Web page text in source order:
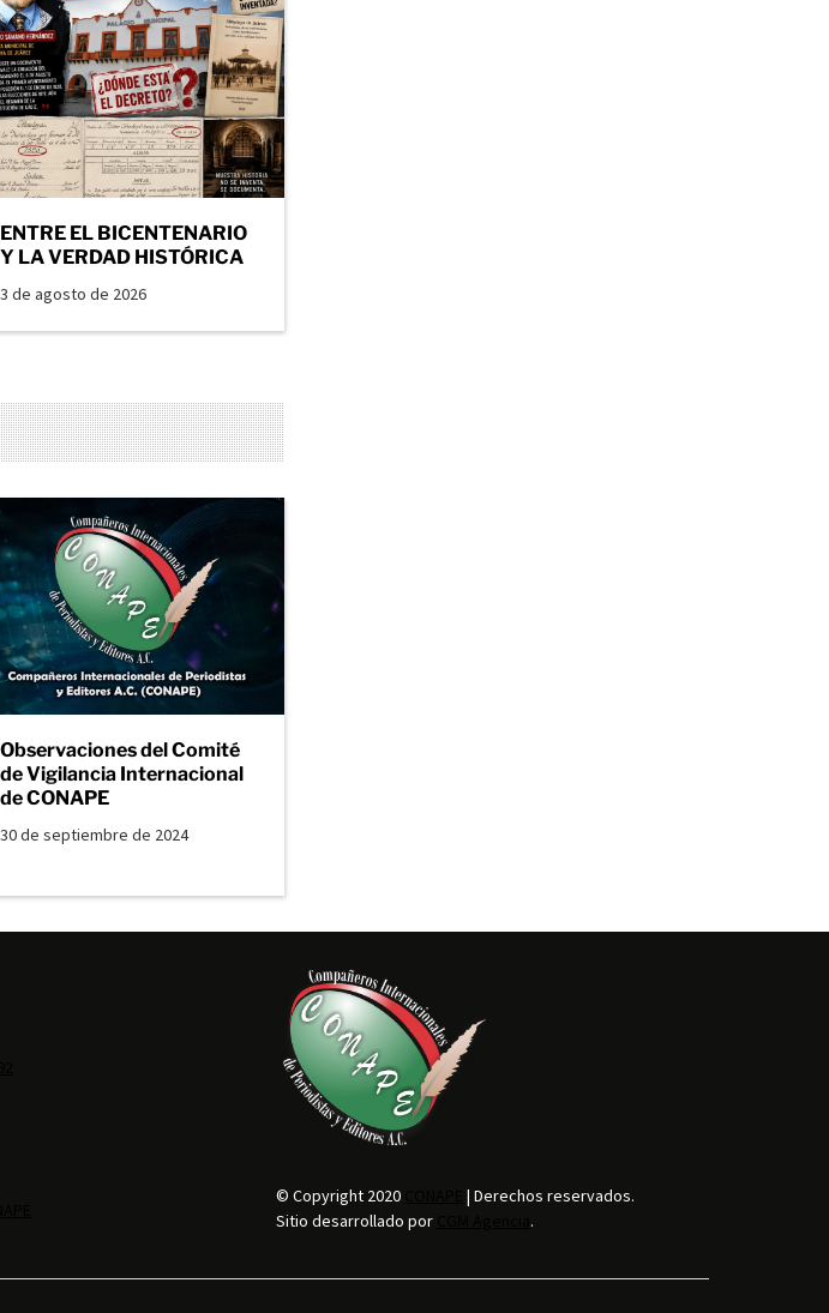
ENTRE EL BICENTENARIO
Y LA VERDAD HISTÓRICA
3 de agosto de 2026
Observaciones del Comité
de Vigilancia Internacional
de CONAPE
30 de septiembre de 2024
© Copyright 2020
| Derechos reservados.
Sitio desarrollado por
.